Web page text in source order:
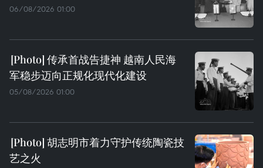
06/08/2026 01:00
传承首战告捷神 越南人民海
军稳步迈向正规化现代化建设
05/08/2026 01:00
胡志明市着力守护传统陶瓷技
艺之火